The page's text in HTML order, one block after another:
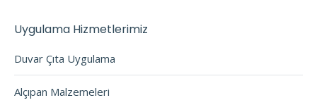
Uygulama Hizmetlerimiz
Duvar Çıta Uygulama
Alçıpan Malzemeleri